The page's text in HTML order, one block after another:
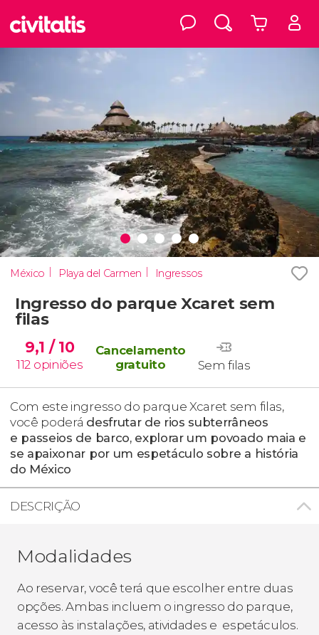
México Playa del Carmen Ingressos
Ingresso do parque Xcaret sem
filas
9,1 / 10
112 opiniões Sem filas
Cancelamento
gratuito
Com este ingresso do parque Xcaret sem filas,
você poderá desfrutar de rios subterrâneos
e passeios de barco, explorar um povoado maia e
se apaixonar por um espetáculo sobre a história
do México
DESCRIÇÃO
Modalidades
Ao reservar, você terá que escolher entre duas
opções. Ambas incluem o ingresso do parque,
acesso às instalações, atividades e espetáculos.